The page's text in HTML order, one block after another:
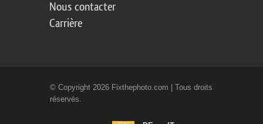
Nous contacter
Carrière
© Copyright 2026 Fixthephoto.com | Tous droits
réservés.